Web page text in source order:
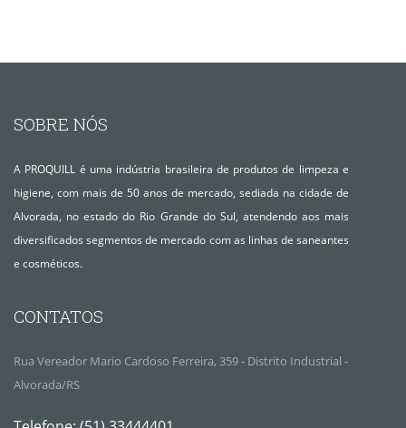
SOBRE NÓS
A PROQUILL é uma indústria brasileira de produtos de limpeza e
higiene, com mais de 50 anos de mercado, sediada na cidade de
Alvorada, no estado do Rio Grande do Sul, atendendo aos mais
diversificados segmentos de mercado com as linhas de saneantes
e cosméticos.
CONTATOS
Rua Vereador Mario Cardoso Ferreira, 359 - Distrito Industrial -
Alvorada/RS